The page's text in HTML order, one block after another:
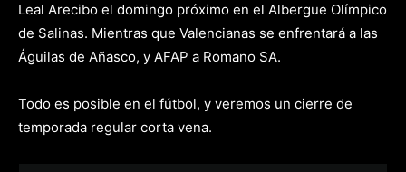
Leal Arecibo el domingo próximo en el Albergue Olímpico
de Salinas. Mientras que Valencianas se enfrentará a las
Águilas de Añasco, y AFAP a Romano SA.
Todo es posible en el fútbol, y veremos un cierre de
temporada regular corta vena.